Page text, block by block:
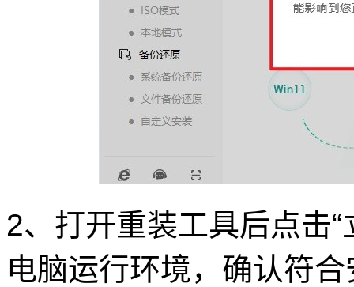
2、打开重装工具后点击
电脑运行环境，确认符